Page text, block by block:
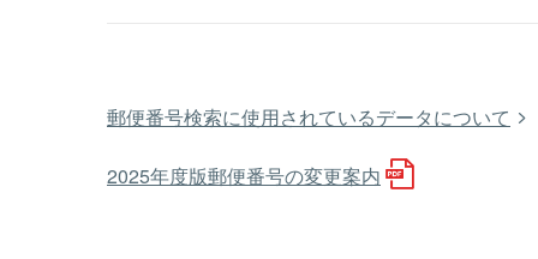
郵便番号検索に使用されているデータについて
2025年度版郵便番号の変更案内